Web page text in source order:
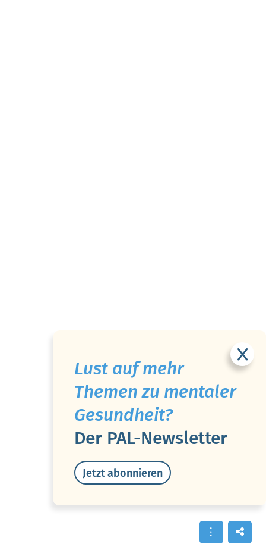
Lust auf mehr
Themen zu mentaler
Gesundheit?
Der PAL-Newsletter
Jetzt abonnieren